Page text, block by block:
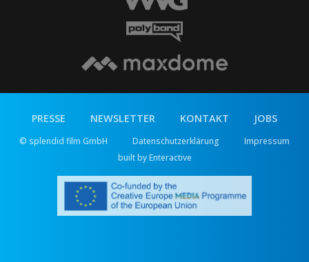
PRESSE NEWSLETTER KONTAKT JOBS
© splendid film GmbH Datenschutzerklärung
Impressum
built by Enteractive